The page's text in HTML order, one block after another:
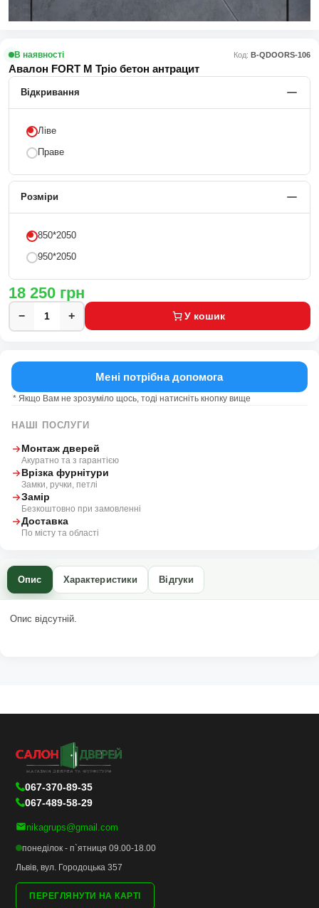
В наявності Код: В-QDOORS-106
Авалон FORT M Тріо бетон антрацит
Відкривання
Ліве
Праве
Розміри
850*2050
950*2050
18 250 грн
− + У кошик
Мені потрібна допомога
* Якщо Вам не зрозуміло щось, тоді натисніть кнопку вище
НАШІ ПОСЛУГИ
Монтаж дверей
Акуратно та з гарантією
Врізка фурнітури
Замки, ручки, петлі
Замір
Безкоштовно при замовленні
Доставка
По місту та області
Опис Характеристики Відгуки
Опис відсутній.
067-370-89-35
067-489-58-29
nikagrups@gmail.com
понеділок - п`ятниця 09.00-18.00
Львів, вул. Городоцька 357
ПЕРЕГЛЯНУТИ НА КАРТІ